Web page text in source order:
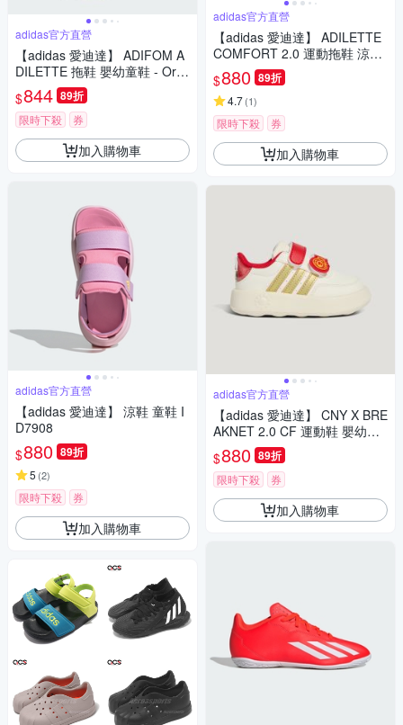
adidas官方直營
【adidas 愛迪達】 ADIFOM A
DILETTE 拖鞋 嬰幼童鞋 - Origi
nals IH8906
$844 89折
限時下殺 券
加入購物車
adidas官方直營
【adidas 愛迪達】 涼鞋 童鞋 I
D7908
$880 89折
5 (2)
限時下殺 券
加入購物車
adidas官方直營
【adidas 愛迪達】 ADILETTE
COMFORT 2.0 運動拖鞋 涼拖
鞋 女鞋 JP9123
$880 89折
4.7(1)
限時下殺 券
加入購物車
adidas官方直營
【adidas 愛迪達】 CNY X BRE
AKNET 2.0 CF 運動鞋 嬰幼童
鞋 KJ1691
$880 89折
限時下殺 券
加入購物車